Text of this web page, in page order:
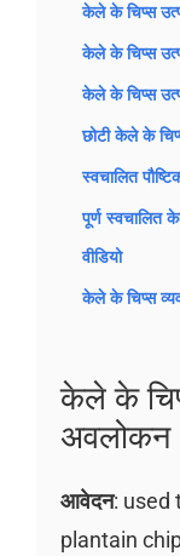
केले के चिप्स
केले के चिप्स
केले के चिप्स
छोटी केले के
स्वचालित
पूर्ण स्वचालित
वीडियो
केले के चिप्स
केले के
अवलोकन
आवेदन: used
plantain